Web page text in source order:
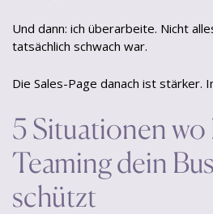
Und dann: ich überarbeite. Nicht
tatsächlich schwach war.
Die Sales-Page danach ist stärker.
5 Situationen wo
Teaming dein
schützt